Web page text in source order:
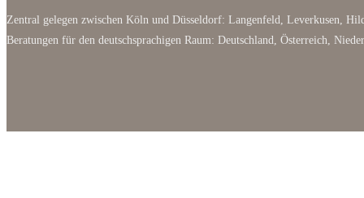
Zentral gelegen zwischen Köln und Düsseldorf: Langenfeld, Leverkusen,
Beratungen für den deutschsprachigen Raum: Deutschland, Österreich,